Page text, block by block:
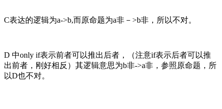
C表达的逻辑为a->b,而原命题为a非－ >b非，所以不对。
D 中only if表示前者可以推出后者，（注意if表示后者可以推
出前者，刚好相反）其逻辑意思为b非->a非，参照原命题，所
以D也不对。